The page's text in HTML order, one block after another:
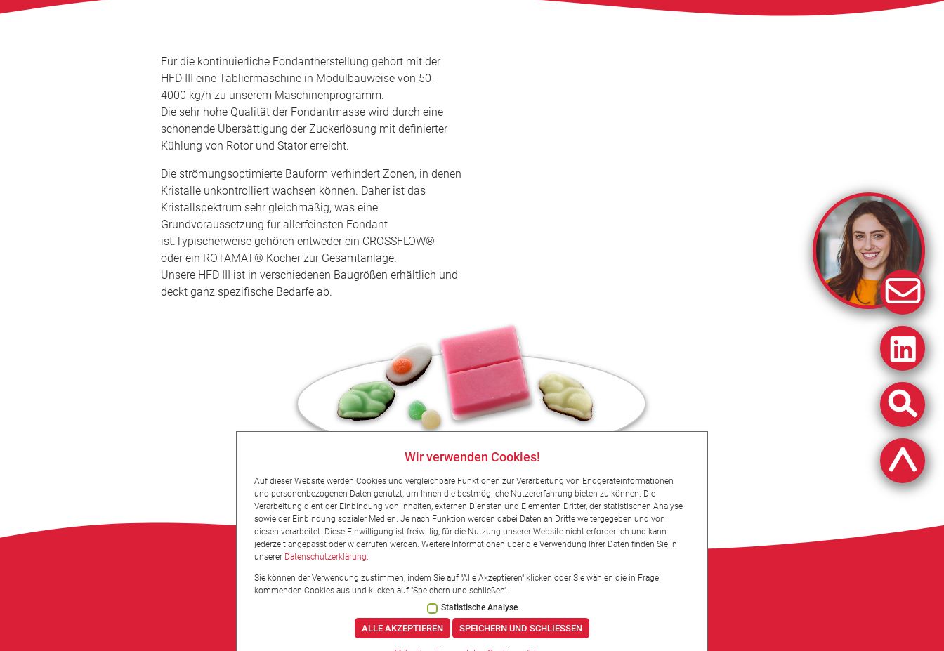
Für die kontinuierliche Fondantherstellung gehört mit der
HFD III eine Tabliermaschine in Modulbauweise von 50 -
4000 kg/h zu unserem Maschinenprogramm.
Die sehr hohe Qualität der Fondantmasse wird durch eine
schonende Übersättigung der Zuckerlösung mit definierter
Kühlung von Rotor und Stator erreicht.
Die strömungsoptimierte Bauform verhindert Zonen, in denen
Kristalle unkontrolliert wachsen können. Daher ist das
Kristallspektrum sehr gleichmäßig, was eine
Grundvoraussetzung für allerfeinsten Fondant
ist.Typischerweise gehören entweder ein CROSSFLOW®-
oder ein ROTAMAT® Kocher zur Gesamtanlage.
Unsere HFD III ist in verschiedenen Baugrößen erhältlich und
deckt ganz spezifische Bedarfe ab.
Fondant
©2023 Hänsel-Processing
Impressum Datenschutz Hinweisgebersystem
Wir verwenden Cookies!
Auf dieser Website werden Cookies und vergleichbare Funktionen zur Verarbeitung von Endgeräteinformationen
und personenbezogenen Daten genutzt, um Ihnen die bestmögliche Nutzererfahrung bieten zu können. Die
Verarbeitung dient der Einbindung von Inhalten, externen Diensten und Elementen Dritter, der statistischen Analyse
sowie der Einbindung sozialer Medien. Je nach Funktion werden dabei Daten an Dritte weitergegeben und von
diesen verarbeitet. Diese Einwilligung ist freiwillig, für die Nutzung unserer Website nicht erforderlich und kann
jederzeit angepasst oder widerrufen werden. Weitere Informationen über die Verwendung Ihrer Daten finden Sie in
unserer Datenschutzerklärung.
Sie können der Verwendung zustimmen, indem Sie auf "Alle Akzeptieren" klicken oder Sie wählen die in Frage
kommenden Cookies aus und klicken auf "Speichern und schließen".
Statistische Analyse
ALLE AKZEPTIEREN SPEICHERN UND SCHLIESSEN